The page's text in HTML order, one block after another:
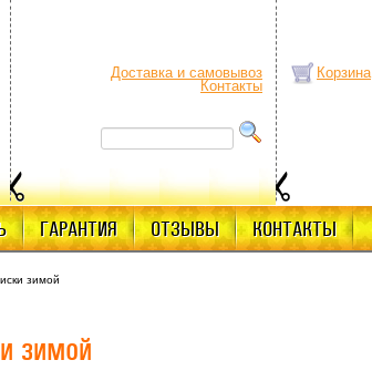
Доставка и самовывоз
Контакты
Корзина
ГАРАНТИЯ ОТЗЫВЫ КОНТАКТЫ
зимой
зимой